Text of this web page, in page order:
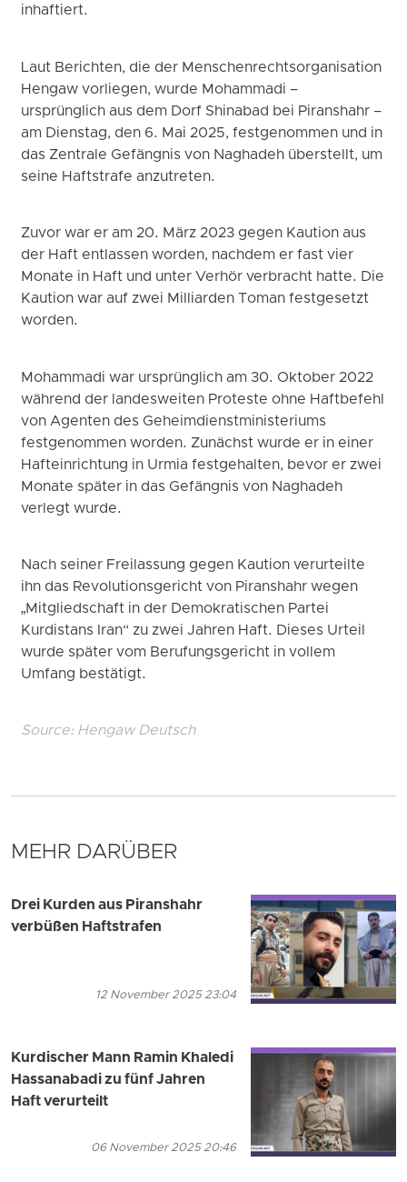
inhaftiert.
Laut Berichten, die der Menschenrechtsorganisation
Hengaw vorliegen, wurde Mohammadi –
ursprünglich aus dem Dorf Shinabad bei Piranshahr –
am Dienstag, den 6. Mai 2025, festgenommen und in
das Zentrale Gefängnis von Naghadeh überstellt, um
seine Haftstrafe anzutreten.
Zuvor war er am 20. März 2023 gegen Kaution aus
der Haft entlassen worden, nachdem er fast vier
Monate in Haft und unter Verhör verbracht hatte. Die
Kaution war auf zwei Milliarden Toman festgesetzt
worden.
Mohammadi war ursprünglich am 30. Oktober 2022
während der landesweiten Proteste ohne Haftbefehl
von Agenten des Geheimdienstministeriums
festgenommen worden. Zunächst wurde er in einer
Hafteinrichtung in Urmia festgehalten, bevor er zwei
Monate später in das Gefängnis von Naghadeh
verlegt wurde.
Nach seiner Freilassung gegen Kaution verurteilte
ihn das Revolutionsgericht von Piranshahr wegen
„Mitgliedschaft in der Demokratischen Partei
Kurdistans Iran“ zu zwei Jahren Haft. Dieses Urteil
wurde später vom Berufungsgericht in vollem
Umfang bestätigt.
Source: Hengaw Deutsch
MEHR DARÜBER
Drei Kurden aus Piranshahr
verbüßen Haftstrafen
12 November 2025 23:04
Kurdischer Mann Ramin Khaledi
Hassanabadi zu fünf Jahren
Haft verurteilt
06 November 2025 20:46